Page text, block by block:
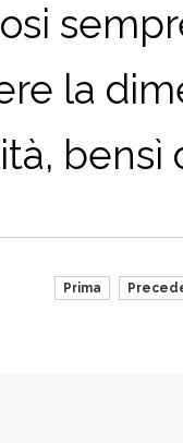
la
bensì
Prima